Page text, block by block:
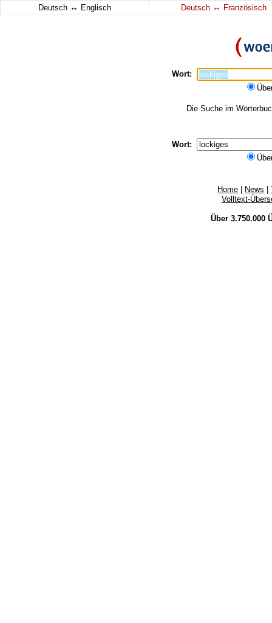
Deutsch ↔ Englisch Deutsch ↔ Französisch
Wort:
Die Suche im
Wort:
Home News
Volltext-
Über 3.750.000